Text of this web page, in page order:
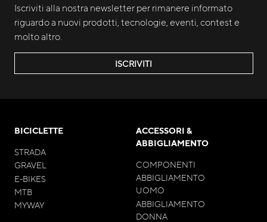
Iscriviti alla nostra newsletter per rimanere informato
riguardo a nuovi prodotti, tecnologie, eventi, contest e
molto altro.
ISCRIVITI
BICICLETTE
STRADA
GRAVEL
E-BIKES
MTB
MYWAY
ACCESSORI &
ABBIGLIAMENTO
COMPONENTI
ABBIGLIAMENTO
UOMO
ABBIGLIAMENTO
DONNA